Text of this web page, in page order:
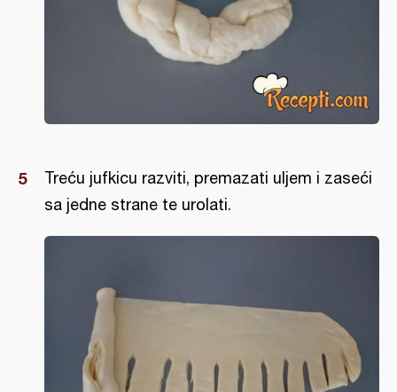
Treću jufkicu razviti, premazati uljem i zaseći
sa jedne strane te urolati.